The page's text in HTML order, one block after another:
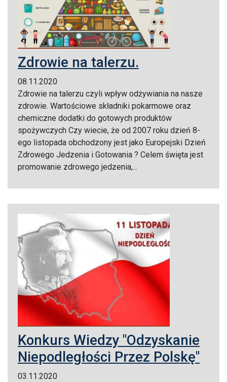
Zdrowie na talerzu.
08.11.2020
Zdrowie na talerzu czyli wpływ odżywiania na nasze
zdrowie. Wartościowe składniki pokarmowe oraz
chemiczne dodatki do gotowych produktów
spożywczych Czy wiecie, że od 2007 roku dzień 8-
ego listopada obchodzony jest jako Europejski Dzień
Zdrowego Jedzenia i Gotowania ? Celem święta jest
promowanie zdrowego jedzenia,...
Konkurs Wiedzy "Odzyskanie
Niepodległości Przez Polskę"
03.11.2020